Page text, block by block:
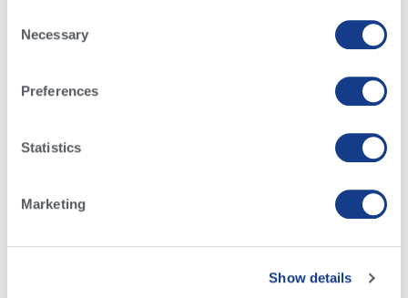
Selection
Necessary
Preferences
Statistics
Marketing
Show details
Genética, Genómica & Planes Genéticos Manejo del Negocio Lechero